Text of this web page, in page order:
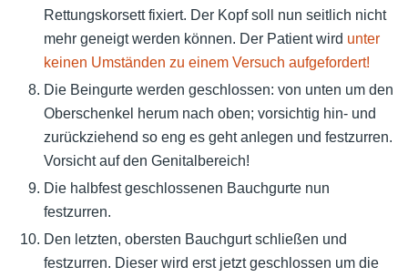
Rettungskorsett fixiert. Der Kopf soll nun seitlich nicht
mehr geneigt werden können. Der Patient wird unter
keinen Umständen zu einem Versuch aufgefordert!
Die Beingurte werden geschlossen: von unten um den
Oberschenkel herum nach oben; vorsichtig hin- und
zurückziehend so eng es geht anlegen und festzurren.
Vorsicht auf den Genitalbereich!
Die halbfest geschlossenen Bauchgurte nun
festzurren.
Den letzten, obersten Bauchgurt schließen und
festzurren. Dieser wird erst jetzt geschlossen um die